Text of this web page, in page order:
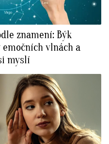
znamení: Býk
vlnách a
myslí